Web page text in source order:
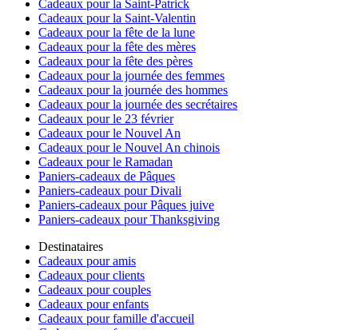
Cadeaux pour la Saint-Patrick
Cadeaux pour la Saint-Valentin
Cadeaux pour la fête de la lune
Cadeaux pour la fête des mères
Cadeaux pour la fête des pères
Cadeaux pour la journée des femmes
Cadeaux pour la journée des hommes
Cadeaux pour la journée des secrétaires
Cadeaux pour le 23 février
Cadeaux pour le Nouvel An
Cadeaux pour le Nouvel An chinois
Cadeaux pour le Ramadan
Paniers-cadeaux de Pâques
Paniers-cadeaux pour Divali
Paniers-cadeaux pour Pâques juive
Paniers-cadeaux pour Thanksgiving
Destinataires
Cadeaux pour amis
Cadeaux pour clients
Cadeaux pour couples
Cadeaux pour enfants
Cadeaux pour famille d'accueil